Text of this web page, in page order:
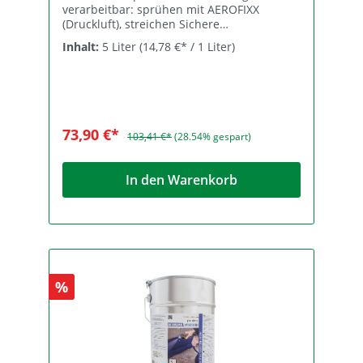
verarbeitbar: sprühen mit AEROFIXX
(Druckluft), streichen Sichere
Konstruktionen durch beste
Hafteigenschaften auf allen bauüblichen
überklebbar mit allen pro clima
Klebebändern Flexibel einsetzbar sowohl
Außenbereich durch feuchtevariablen sd-
Prüfung nach AgBB / ISO 16000
sprüh- und streichbare Dampfbrems-,
Bodenanschlüssen, zum Abdichten von
Durchdringungen sowie von nicht luft-
oder winddichten Oberflächen, wie z. B.
geschäumten Fensteranschlüssen. Auch
zur Herstellung von Bauteilanschlüssen wie
z. B. Fenster, Dach, Wand, Decke und
Boden, bzw. Plattenstößen von luftdichten
Inhalt: 5 Liter (14,78 €* / 1 Liter)
73,90 €* 103,41 €*(28.54% gespart)
In den Warenkorb
%